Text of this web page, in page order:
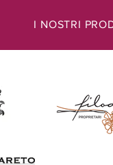
I NOSTRI